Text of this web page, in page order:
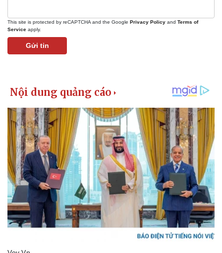
Chứng khoán
This site is protected by reCAPTCHA and the Google Privacy Policy and Terms of
Service apply.
Gửi tin